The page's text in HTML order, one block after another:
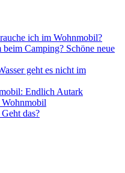
ich im Wohnmobil?
Camping? Schöne neue
geht es nicht im
Endlich Autark
das?